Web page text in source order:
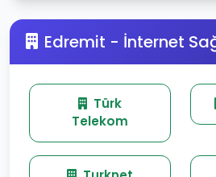
Edremit - İnternet
Türk
Telekom